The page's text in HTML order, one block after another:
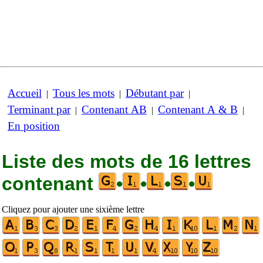
Accueil | Tous les mots | Débutant par|
Terminant par| Contenant AB | Contenant A & B |
En position
Liste des mots de 16 lettres
contenant
• • • •
Cliquez pour ajouter une sixième lettre